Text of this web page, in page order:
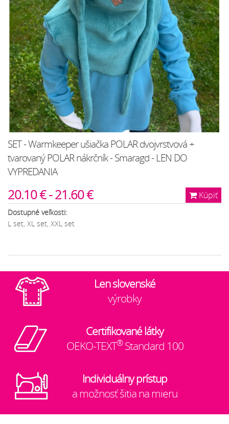
SET - Warmkeeper ušiačka POLAR dvojvrstvová +
tvarovaný POLAR nákrčník - Smaragd - LEN DO
VYPREDANIA
Kúpiť
20.10 € - 21.60 €
Dostupné veľkosti:
L set, XL set, XXL set
Len slovenské
výrobky
Certifikované látky
OEKO-TEXT®Standard 100
Individuálny prístup
a možnosť šitia na mieru